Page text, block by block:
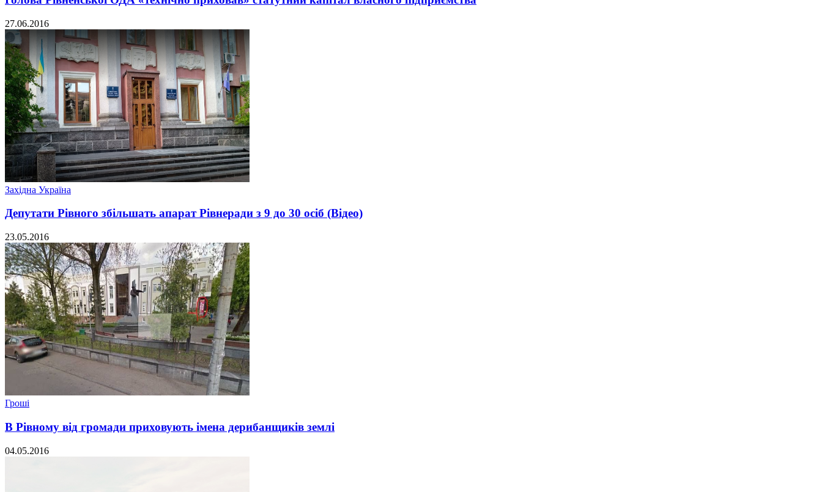
27.06.2016
Західна Україна
Депутати Рівного збільшать апарат Рівнеради з 9 до 30 осіб (Відео)
23.05.2016
Гроші
В Рівному від громади приховують імена дерибанщиків землі
04.05.2016